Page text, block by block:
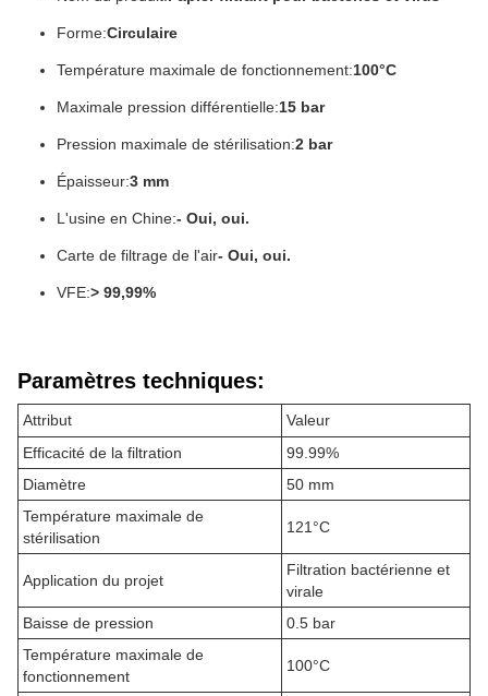
Forme:Circulaire
Température maximale de fonctionnement:100°C
Maximale pression différentielle:15 bar
Pression maximale de stérilisation:2 bar
Épaisseur:3 mm
L'usine en Chine:- Oui, oui.
Carte de filtrage de l'air- Oui, oui.
VFE:> 99,99%
Paramètres techniques:
Attribut
Valeur
Efficacité de la filtration
99.99%
Diamètre
50 mm
Température maximale de
stérilisation
121°C
Application du projet
Filtration bactérienne et
virale
Baisse de pression
0.5 bar
Température maximale de
fonctionnement
100°C